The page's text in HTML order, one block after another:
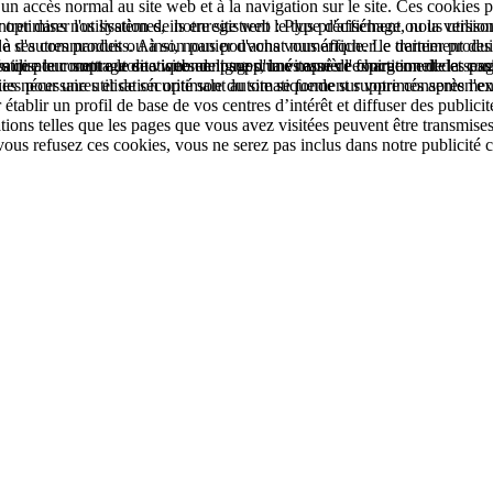
accès normal au site web et à la navigation sur le site. Ces
dans nos systèmes, ils enregistrent le type d'affichage ou la
ses commandes ou à son panier d'achat numérique. Le traitement
pour mettre le site web en ligne d'une manière fonctionnelle et
nécessaires et de sécurité sont automatiquement supprimés après
l'utilisation de notre site web : Plus précisément, nous
d'autres produits. Ainsi, nous pouvons vous afficher le dernier
sont automatiquement supprimés après l'expiration de la
pour une utilisation optimale du site se fonde sur votre
le comptage de visites de pages, la vitesse de chargement des
un profil de base de vos centres d’intérêt et diffuser des
telles que les pages que vous avez visitées peuvent être
refusez ces cookies, vous ne serez pas inclus dans notre publicité